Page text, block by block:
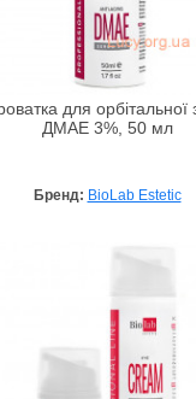
для орбітальної
ДМАЕ 3%, 50 мл
Бренд: BioLab Estetic